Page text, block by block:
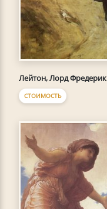
Лейтон, Лорд Фредерик
СТОИМОСТЬ